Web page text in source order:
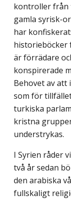
kontroller från
gamla syrisk-
har
historieböcker
är förrädare
konspirerade
Behovet av
som för
turkiska
kristna
understrykas.
I Syrien råder
två år sedan
den arabiska
fullskaligt